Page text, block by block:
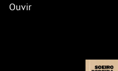
Ouvir